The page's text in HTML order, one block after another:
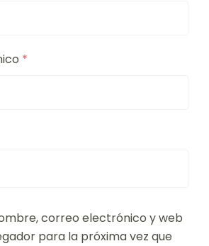
*
correo electrónico y web
para la próxima vez que